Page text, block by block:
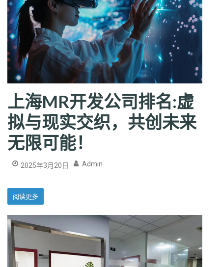
上海MR开发公司排名:虚
拟与现实交织，共创未来
无限可能！
2025年3月20日 Admin
阅读更多